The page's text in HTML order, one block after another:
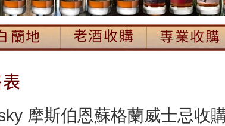
摩斯伯恩蘇格蘭威士忌收